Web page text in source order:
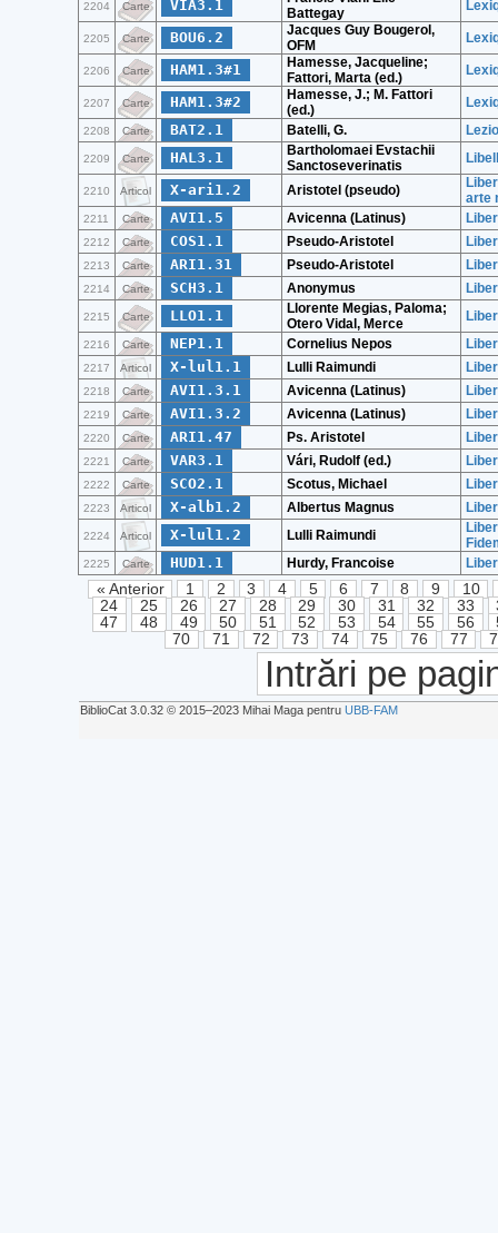
2204 Carte VIA3.1
Battegay
2205 Carte BOU6.2
Jacques Guy Bougerol,
OFM
2206 Carte HAM1.3#1
Hamesse, Jacqueline;
Fattori, Marta (ed.)
2207 Carte HAM1.3#2
Hamesse, J.; M. Fattori
(ed.)
2208 Carte BAT2.1 Batelli, G.
2209 Carte HAL3.1
Bartholomaei Evstachii
Sanctoseverinatis
2210 Articol X-ari1.2 Aristotel (pseudo)
arte
2211 Carte AVI1.5 Avicenna (Latinus)
2212 Carte COS1.1 Pseudo-Aristotel
2213 Carte ARI1.31 Pseudo-Aristotel
2214 Carte SCH3.1 Anonymus
2215 Carte LLO1.1
Llorente Megias, Paloma;
Otero Vidal, Merce
2216 Carte NEP1.1 Cornelius Nepos
2217 Articol X-lul1.1 Lulli Raimundi
2218 Carte AVI1.3.1 Avicenna (Latinus)
2219 Carte AVI1.3.2 Avicenna (Latinus)
2220 Carte ARI1.47 Ps. Aristotel
2221 Carte VAR3.1 Vári, Rudolf (ed.)
2222 Carte SCO2.1 Scotus, Michael
2223 Articol X-alb1.2 Albertus Magnus
2224 Articol X-lul1.2 Lulli Raimundi
2225 Carte HUD1.1 Hurdy, Francoise
« Anterior 1 2 3 4 5 6 7 8 9
10
24
25 26 27 28 29 30 31 32 33
47
48 49 50 51 52 53 54 55 56
70
71 72 73 74 75 76 77
Intrări pe
BiblioCat 3.0.32 © 2015‒2023 Mihai Maga pentru UBB-FAM